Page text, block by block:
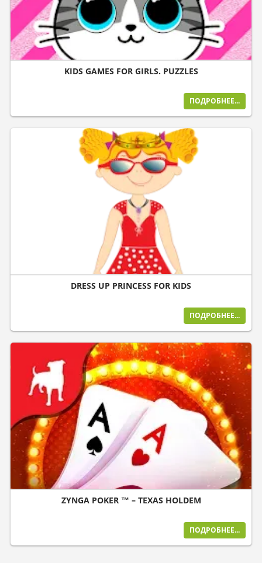
KIDS GAMES FOR GIRLS. PUZZLES
ПОДРОБНЕЕ...
DRESS UP PRINCESS FOR KIDS
ПОДРОБНЕЕ...
ZYNGA POKER ™ – TEXAS HOLDEM
ПОДРОБНЕЕ...